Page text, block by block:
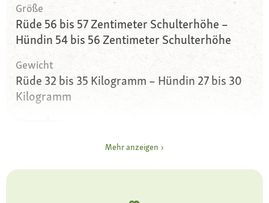
Größe
Rüde 56 bis 57 Zentimeter Schulterhöhe –
Hündin 54 bis 56 Zentimeter Schulterhöhe
Gewicht
Rüde 32 bis 35 Kilogramm – Hündin 27 bis 30
Kilogramm
und breitem Brustkorb, am Ansatz dicke, sich
verjüngende Rute
Mehr anzeigen